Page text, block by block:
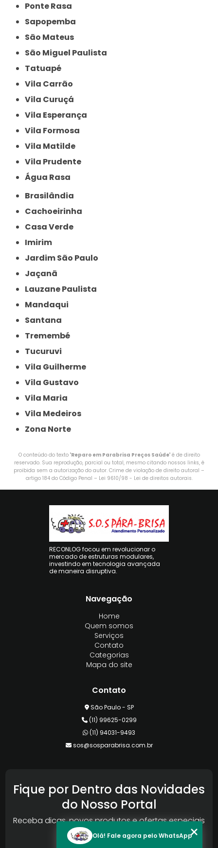
Ponte Rasa
Sapopemba
São Mateus
São Miguel Paulista
Tatuapé
Vila Carrão
Vila Curuçá
Vila Esperança
Vila Formosa
Vila Matilde
Vila Prudente
Água Rasa
Brasilândia
Cachoeirinha
Casa Verde
Imirim
Jardim São Paulo
Jaçanã
Lauzane Paulista
Mandaqui
Santana
Tremembé
Tucuruvi
Vila Guilherme
Vila Gustavo
Vila Maria
Vila Medeiros
Zona Norte
O conteúdo do texto "Reparo em Parabrisa Preços Saúde" é de direito
reservado. Sua reprodução, parcial ou total, mesmo citando nossos links, é
proibida sem a autorização do autor. Crime de violação de direito autoral –
artigo 184 do Código Penal – Lei 9610/98 - Lei de direitos autorais.
RECONLOG focou em revolucionar o
mercado de estruturas modulares,
investindo em tecnologia avançada
de maneira disruptiva.
Navegação
Home
Quem somos
Serviços
Contato
Categorias
Mapa do site
Contato
São Paulo - SP
(11) 99625-0299
(11) 94031-9493
sos@sosparabrisa.com.br
Fique por Dentro das Novidades
do Nosso Portal
Receba dicas, novos produtos e ofertas especiais
da Reconlog
Olá! Fale agora pelo WhatsApp